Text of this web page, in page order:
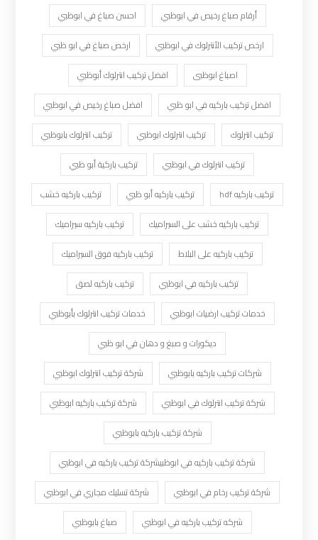
أرقام صباغ رخيص في ابوظبي
احسن صباغ في ابوظبي
ارخص تركيب الأنترلوك في ابوظبي
ارخص صباغ في ابو ظبي
اصباغ ابوظبى
افضل تركيب انترلوك أبوظبي
افضل تركيب باركيه في ابو ظبي
افضل صباغ رخيص في ابوظبي
تركيب انترلوك
تركيب انترلوك ابوظبي
تركيب انترلوك بابوظبي
تركيب انترلوك في ابوظبي
تركيب باركية أبو ظبي
تركيب باركيه hdf
تركيب باركيه أبو ظبي
تركيب باركيه خشب
تركيب باركيه خشب على السيراميك
تركيب باركيه سيراميك
تركيب باركيه على البلاط
تركيب باركيه فوق السيراميك
تركيب باركيه في ابوظبي
تركيب باركيه لصق
خدمات تركيب ارضيات ابوظبي
خدمات تركيب انترلوك بأبوظبي
ديكورات و صبغ و دهان في ابو ظبي
شركات تركيب باركيه بابوظبي
شركة تركيب انترلوك ابوظبي
شركة تركيب انترلوك في ابوظبي
شركة تركيب باركيه ابوظبي
شركة تركيب باركيه بابوظبي
شركة تركيب باركيه في ابوظبيشركة تركيب باركيه في ابوظبي
شركة تركيب رخام في ابوظبي
شركة تسليك مجاري في ابوظبي
شركه تركيب باركيه في ابوظبي
صباغ بابوظبي